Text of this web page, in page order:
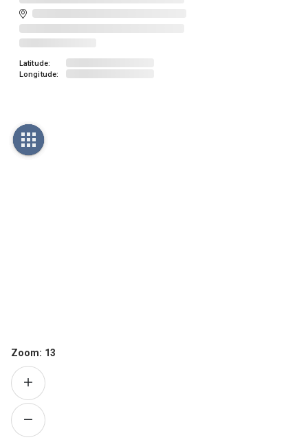
Latitude:
Longitude:
Zoom: 13